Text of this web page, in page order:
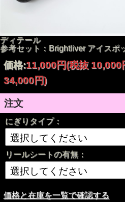
ディテール
参考セット：Brightliver アイスポ
価格:11,000円(税抜 10,000
34,000円)
注文
にぎりタイプ：
リールシートの有無：
価格と在庫を一覧で確認する